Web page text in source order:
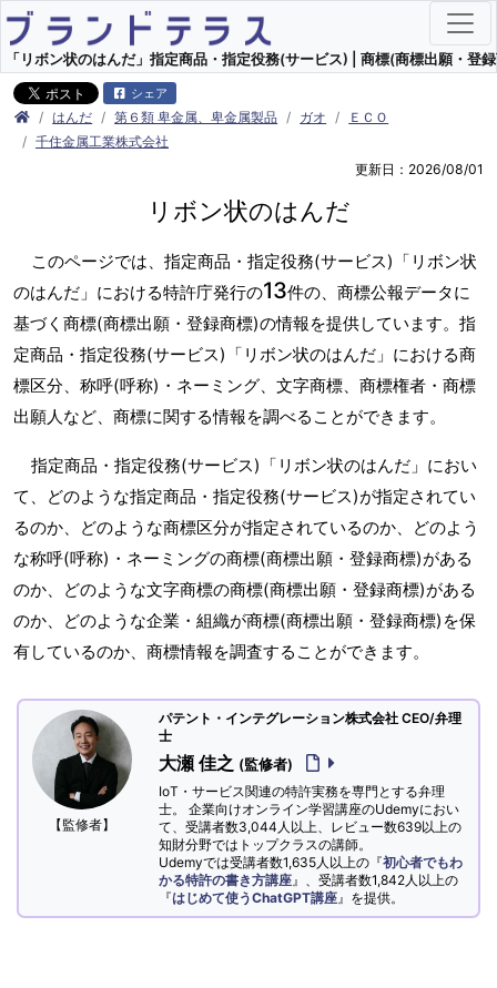
「リボン状のはんだ」指定商品・指定役務(サービス) | 商標(商標出願・登
シェア
はんだ 第６類 卑金属、卑金属製品 ガオ
ＥＣＯ
千住金属工業株式会社
更新日：2026/08/01
リボン状のはんだ
このページでは、指定商品・指定役務(サービス)「リボン状
のはんだ」における特許庁発行の13件の、商標公報データに
基づく商標(商標出願・登録商標)の情報を提供しています。指
定商品・指定役務(サービス)「リボン状のはんだ」における商
標区分、称呼(呼称)・ネーミング、文字商標、商標権者・商標
出願人など、商標に関する情報を調べることができます。
指定商品・指定役務(サービス)「リボン状のはんだ」におい
て、どのような指定商品・指定役務(サービス)が指定されてい
るのか、どのような商標区分が指定されているのか、どのよう
な称呼(呼称)・ネーミングの商標(商標出願・登録商標)がある
のか、どのような文字商標の商標(商標出願・登録商標)がある
のか、どのような企業・組織が商標(商標出願・登録商標)を保
有しているのか、商標情報を調査することができます。
【監修者】
パテント・インテグレーション株式会社 CEO/弁理
士
大瀬 佳之 (監修者)
IoT・サービス関連の特許実務を専門とする弁理
士。 企業向けオンライン学習講座のUdemyにおい
て、受講者数3,044人以上、レビュー数639以上の
知財分野ではトップクラスの講師。
Udemyでは受講者数1,635人以上の『初心者でもわ
かる特許の書き方講座 』、受講者数1,842人以上の
『はじめて使うChatGPT講座 』を提供。